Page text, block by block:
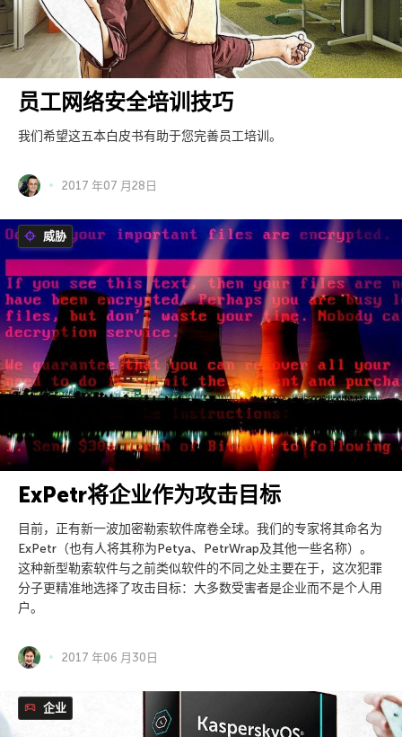
员工网络安全培训技巧
我们希望这五本白皮书有助于您完善员工培训。
2017 年07 月28日
威胁
ExPetr将企业作为攻击目标
目前，正有新一波加密勒索软件席卷全球。我们的专家将其命名为
ExPetr（也有人将其称为Petya、PetrWrap及其他一些名称）。
这种新型勒索软件与之前类似软件的不同之处主要在于，这次犯罪
分子更精准地选择了攻击目标：大多数受害者是企业而不是个人用
户。
2017 年06 月30日
企业